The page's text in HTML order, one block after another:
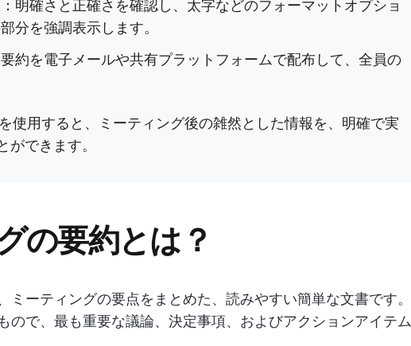
：明確さと正確さを確認し、太字などのフォーマットオプショ
分を強調表示します。
要約を電子メールや共有プラットフォームで配布して、全員の
を使用すると、ミーティング後の雑然とした情報を、明確で実
ができます。
の要約とは？
ミーティングの要点をまとめた、読みやすい簡単な文書です。
ので、最も重要な議論、決定事項、およびアクションアイテム